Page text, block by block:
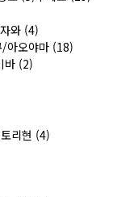
와 (4)
아오야마 (18)
바 (2)
리현 (4)